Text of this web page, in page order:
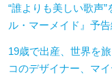
“誰よりも美しい歌声
ル・マーメイド』予
19歳で出産、世界を
コのデザイナー、マ